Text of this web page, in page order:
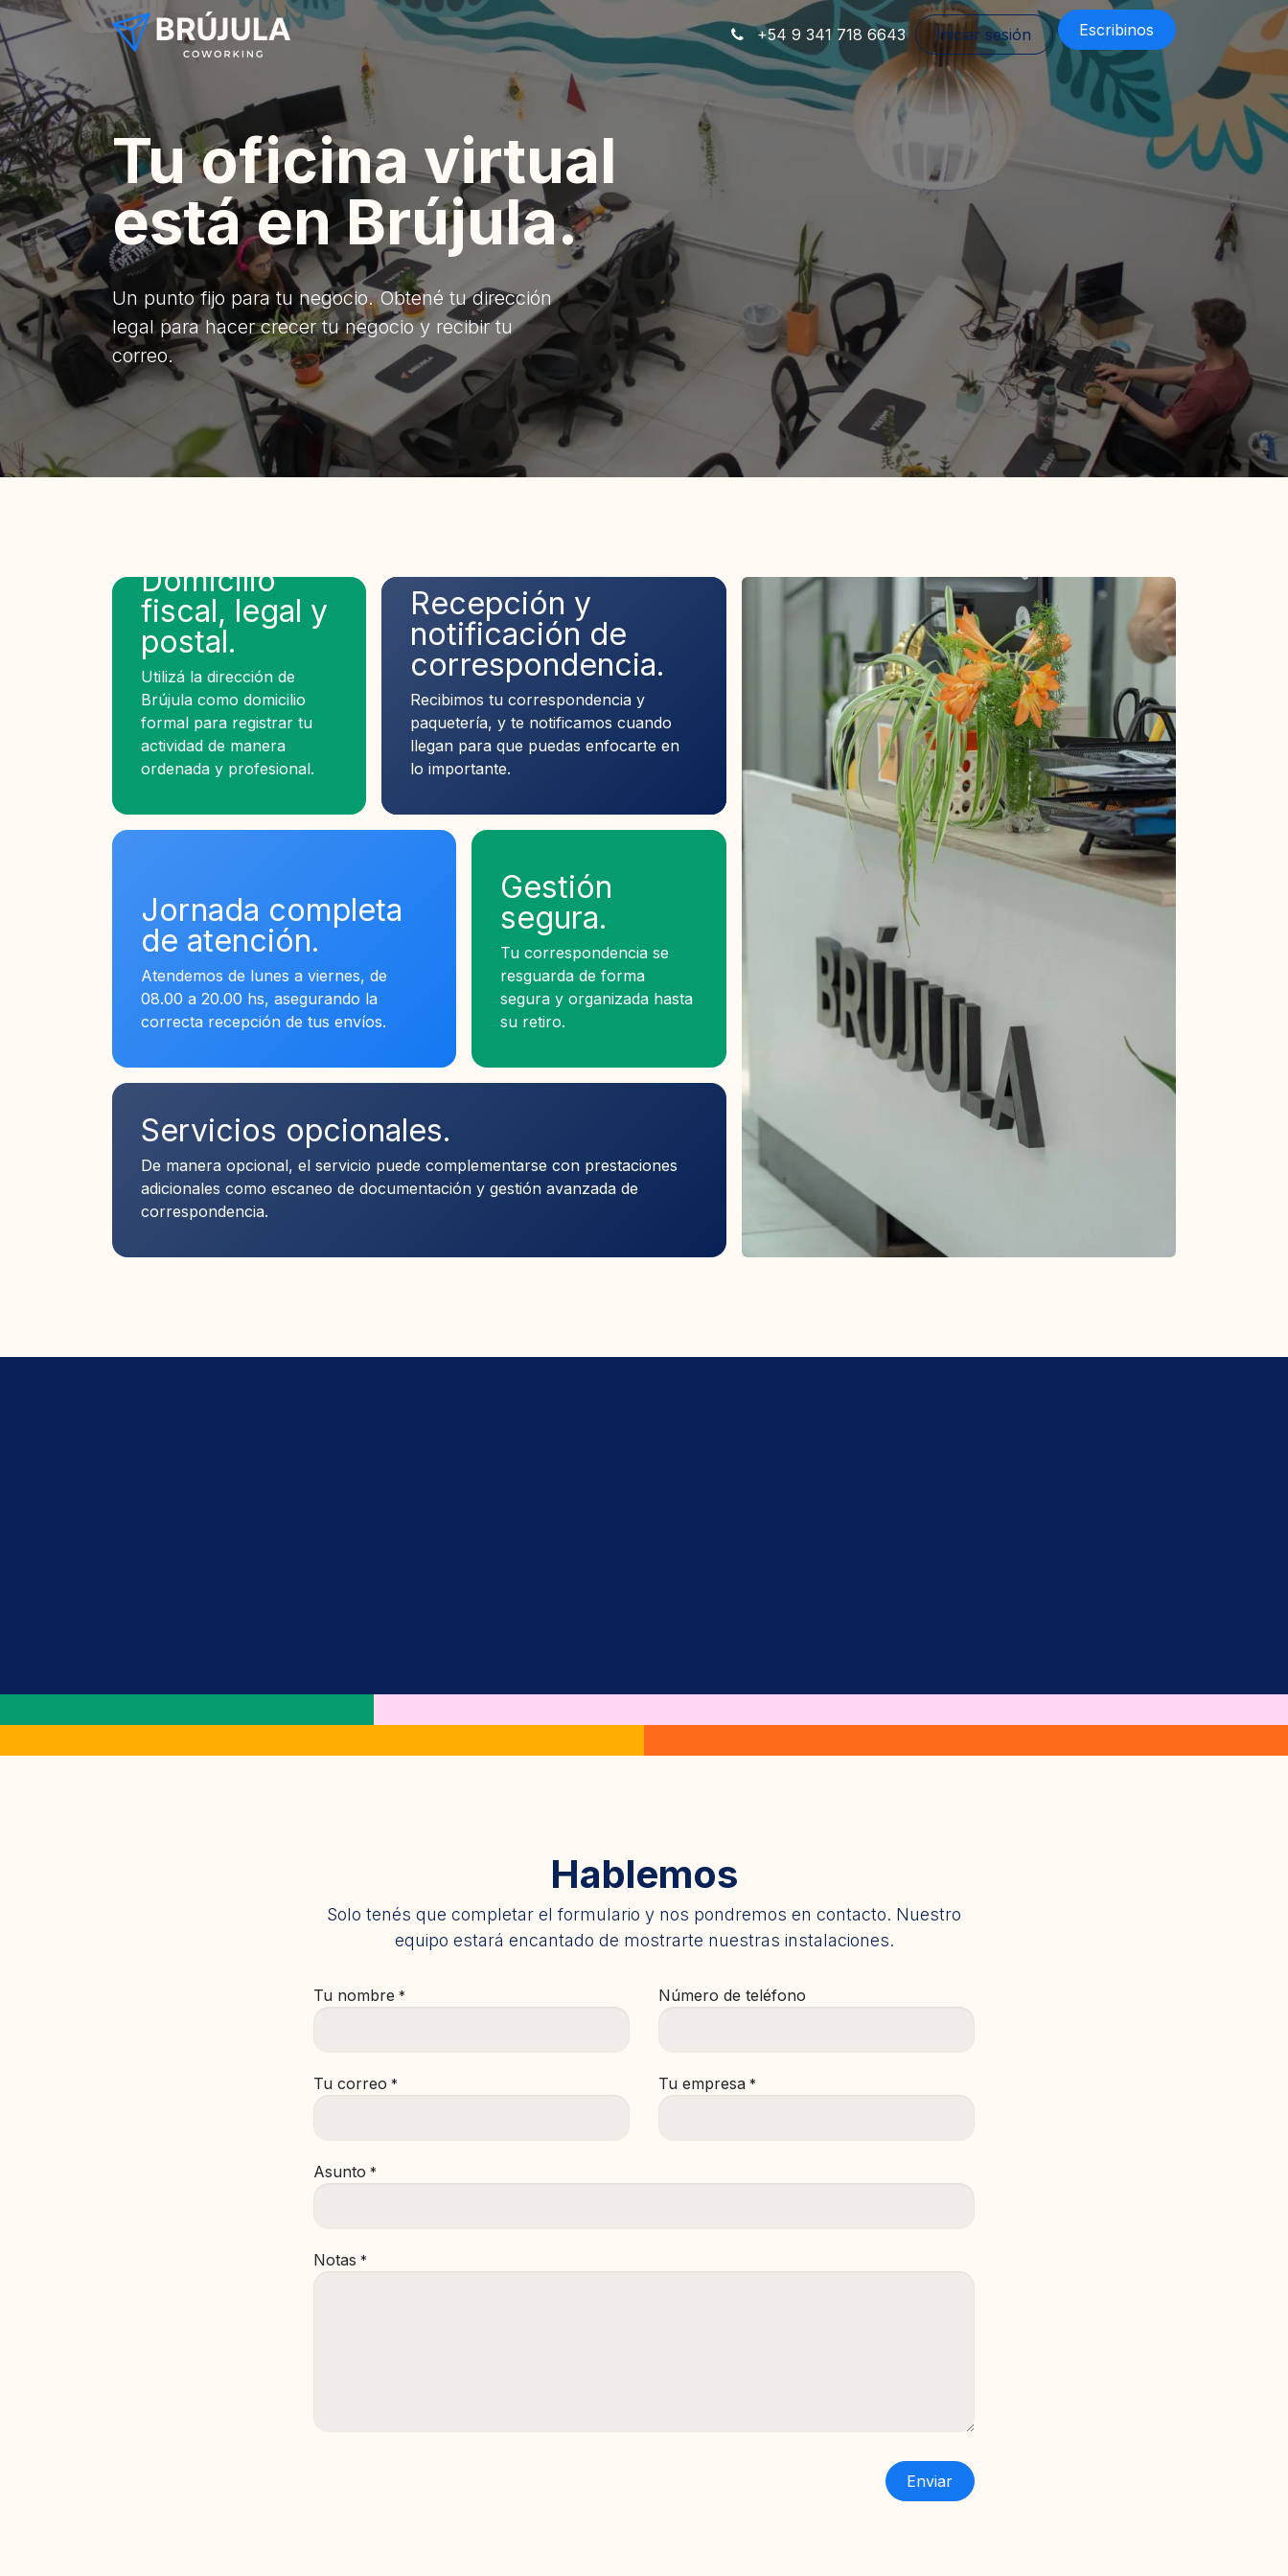
Ir al contenido
Espacios Servicios Planes Contacto +54 9 341 718 6643 Iniciar sesión Escribinos
Tu oficina virtual
está en Brújula.
Un punto fijo para tu negocio. Obtené tu dirección
legal para hacer crecer tu negocio y recibir tu
correo.
Domicilio
fiscal, legal y
postal.
Utilizá la dirección de
Brújula como domicilio
formal para registrar tu
actividad de manera
ordenada y profesional.
Recepción y
notificación de
correspondencia.
Recibimos tu correspondencia y
paquetería, y te notificamos cuando
llegan para que puedas enfocarte en
lo importante.
Recepción y
notificación de
correspondencia.
Recibimos tu correspondencia y
paquetería, y te notificamos cuando
llegan para que puedas enfocarte en
lo importante.
Jornada completa
de atención.
Atendemos de lunes a viernes, de
08.00 a 20.00 hs, asegurando la
correcta recepción de tus envíos.
Gestión
segura.
Tu correspondencia se
resguarda de forma
segura y organizada hasta
su retiro.
Servicios opcionales.
De manera opcional, el servicio puede complementarse con prestaciones
adicionales como escaneo de documentación y gestión avanzada de
correspondencia.
Hablemos
Solo tenés que completar el formulario y nos pondremos en contacto. Nuestro
equipo estará encantado de mostrarte nuestras instalaciones.
Tu nombre * Número de teléfono
Tu correo * Tu empresa *
Asunto *
Notas *
Enviar